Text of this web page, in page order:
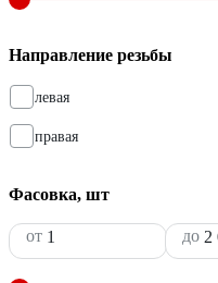
Направление резьбы
левая
правая
Фасовка, шт
от до